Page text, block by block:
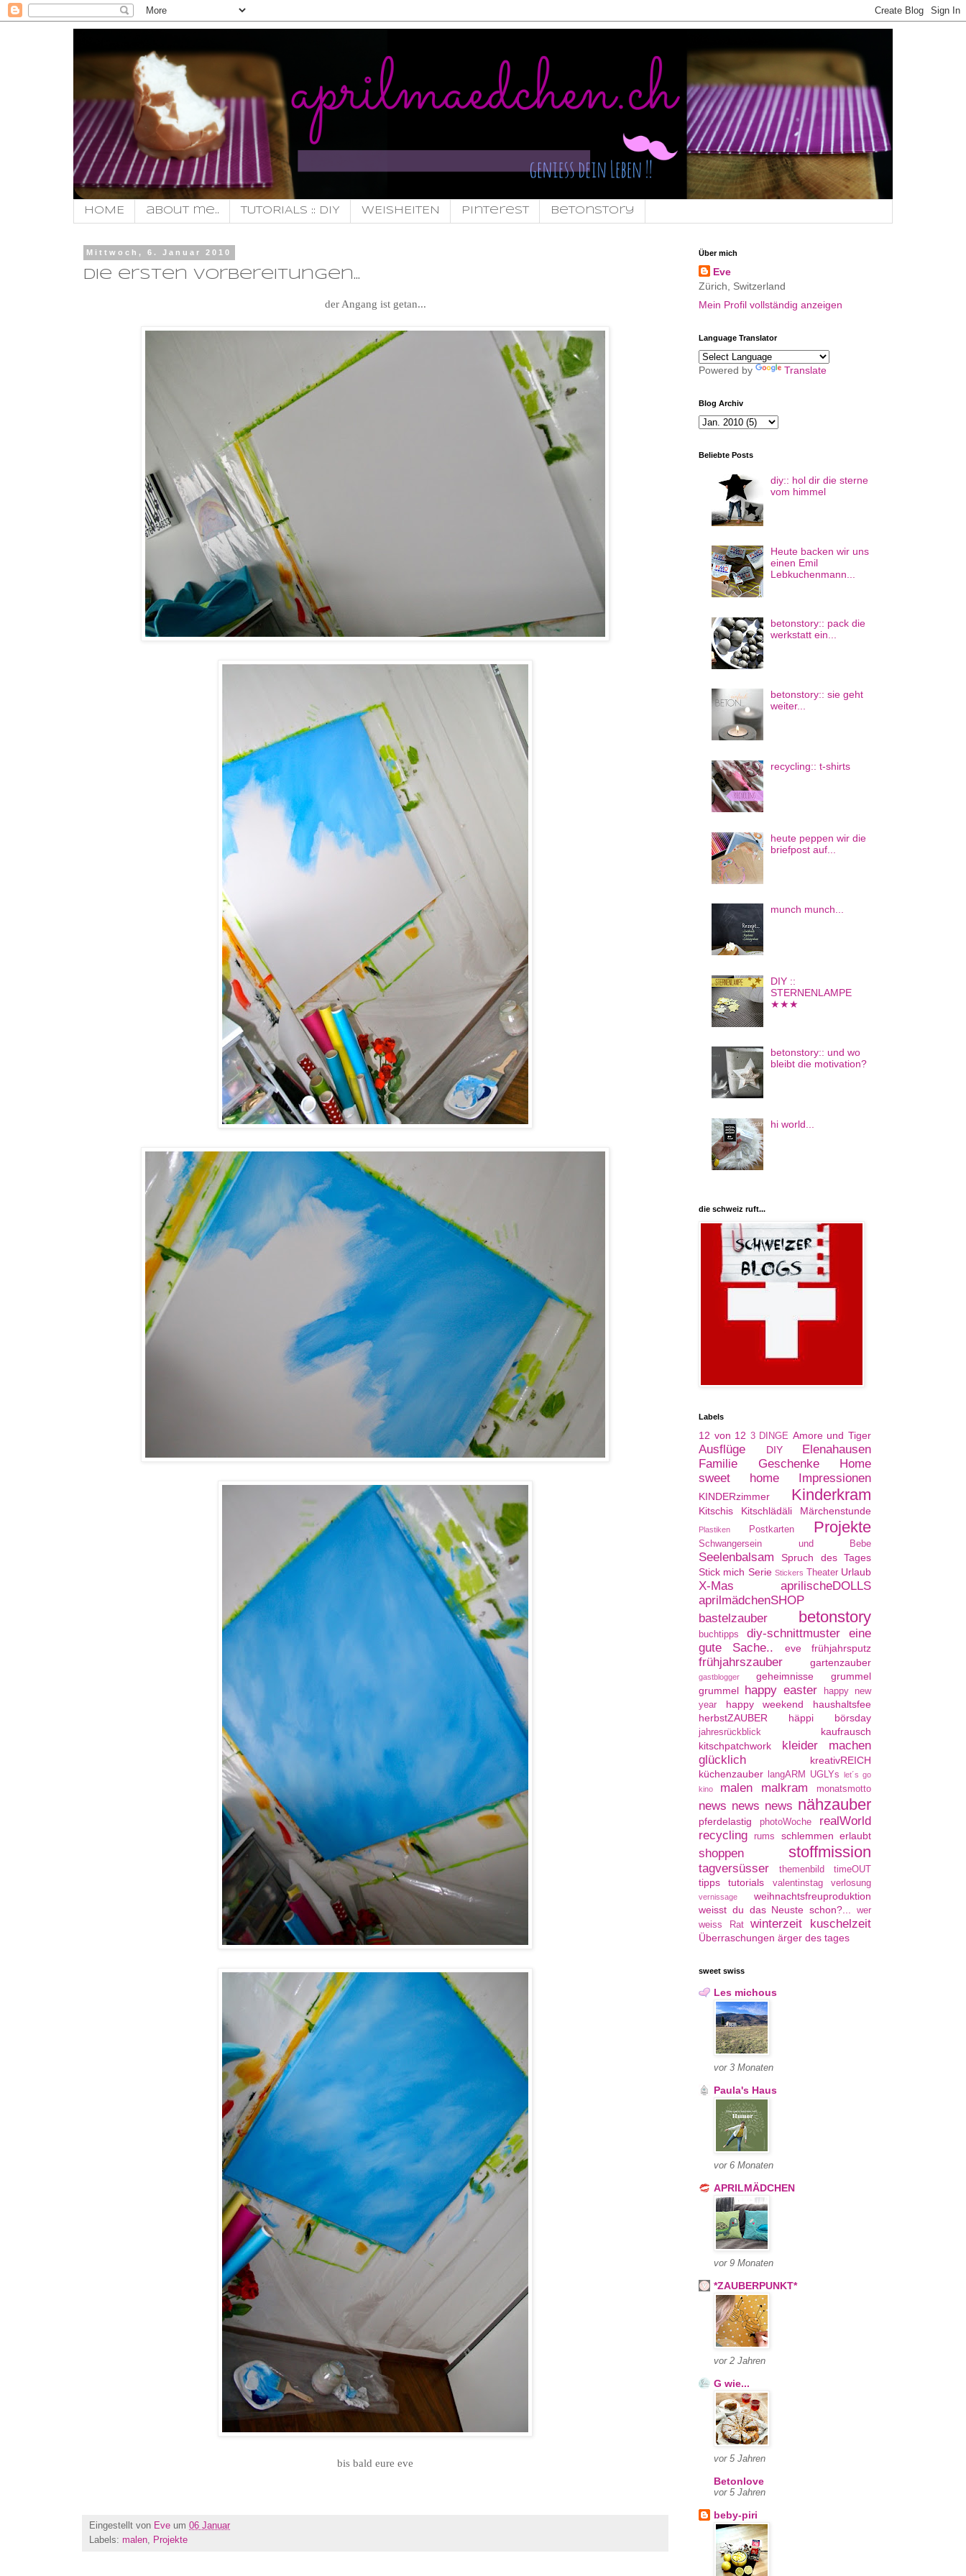
HOME about me.. TUTORIALS :: DIY WEISHEITEN pinterest Betonstory
Mittwoch, 6. Januar 2010
die ersten Vorbereitungen...
der Angang ist getan...
bis bald eure eve
Eingestellt von Eve um 06 Januar
Labels: malen Projekte
Über mich
Eve
Zürich, Switzerland
Mein Profil vollständig anzeigen
Language Translator
Powered by Translate
Blog Archiv
Beliebte Posts
diy:: hol dir die sterne
vom himmel
Heute backen wir uns
einen Emil
Lebkuchenmann...
betonstory:: pack die
werkstatt ein...
betonstory:: sie geht
weiter...
recycling:: t-shirts
heute peppen wir die
briefpost auf...
munch munch...
DIY ::
STERNENLAMPE
★★★
betonstory:: und wo
bleibt die motivation?
hi world...
die schweiz ruft...
Labels
12 von 12 3 DINGE Amore und Tiger
Ausflüge DIY
Elenahausen
Familie
Geschenke
Home
sweet home
Impressionen
KINDERzimmer Kinderkram
Kitschis Kitschlädäli Märchenstunde
Plastiken Postkarten Projekte
Schwangersein und Bebe
Seelenbalsam
Spruch des Tages
Stick mich Serie Stickers Theater Urlaub
X-Mas
aprilischeDOLLS
aprilmädchenSHOP
bastelzauber
betonstory
buchtipps diy-schnittmuster
eine
gute Sache..
eve frühjahrsputz
frühjahrszauber gartenzauber
gastblogger geheimnisse
grummel
grummel happy easter
happy new
year
happy weekend
haushaltsfee
herbstZAUBER
häppi börsday
jahresrückblick
kaufrausch
kitschpatchwork
kleider machen
glücklich
kreativREICH
küchenzauber
langARM UGLYs let´s go
kino
malen malkram monatsmotto
news news news nähzauber
pferdelastig photoWoche
realWorld
recycling
rums schlemmen erlaubt
shoppen stoffmission
tagversüsser themenbild timeOUT
tipps tutorials valentinstag verlosung
vernissage
weihnachtsfreuproduktion
weisst du das Neuste schon?...
wer
weiss Rat
winterzeit kuschelzeit
Überraschungen ärger des tages
sweet swiss
Les michous
vor 3 Monaten
Paula's Haus
vor 6 Monaten
APRILMÄDCHEN
vor 9 Monaten
*ZAUBERPUNKT*
vor 2 Jahren
G wie...
vor 5 Jahren
Betonlove
vor 5 Jahren
beby-piri